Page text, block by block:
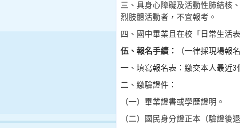
三、 具身心障礙及活動性肺結核
烈肢體活動者，不宜報考。
四、國中畢業且在校「日常生活
伍、報名手續：
（一律採現場報
一、填寫報名表：繳交本人最近3
二、繳驗證件：
（一）畢業證書或學歷證明。
（二）國民身分證正本（驗證後